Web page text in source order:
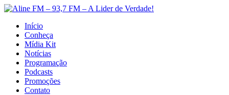
Início
Conheça
Mídia Kit
Notícias
Programação
Podcasts
Promoções
Contato